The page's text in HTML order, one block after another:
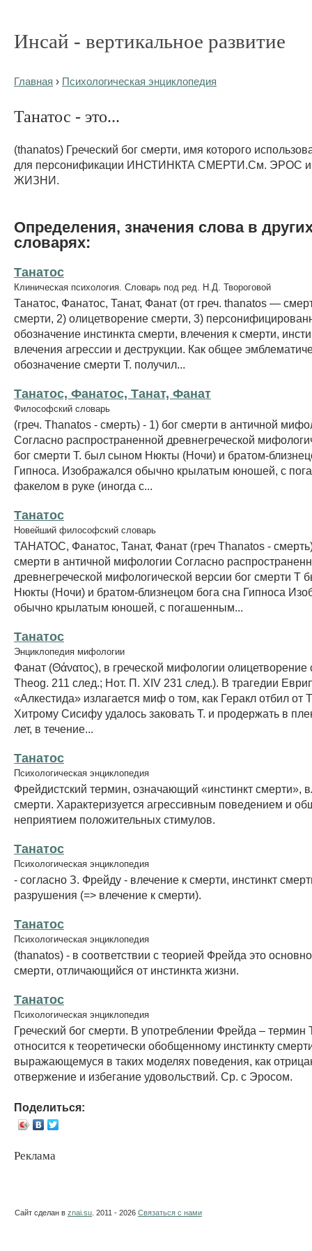
Инсай - вертикальное развитие
Главная › Психологическая энциклопедия
Танатос - это...
(thanatos) Греческий бог смерти, имя которого
для персонификации ИНСТИНКТА СМЕРТИ.См. ЭРОС
ЖИЗНИ.
Определения, значения слова в
словарях:
Танатос
Клиническая психология. Словарь под ред. Н.Д. Твороговой
Танатос, Фанатос, Танат, Фанат (от греч. thanatos —
смерти, 2) олицетворение смерти, 3)
обозначение инстинкта смерти, влечения к смерти,
влечения агрессии и деструкции. Как общее
обозначение смерти Т. получил...
Танатос, Фанатос, Танат, Фанат
Философский словарь
(греч. Thanatos - смерть) - 1) бог смерти в античной
Согласно распространенной древнегреческой
бог смерти Т. был сыном Нюкты (Ночи) и братом-
Гипноса. Изображался обычно крылатым юношей, с
факелом в руке (иногда с...
Танатос
Новейший философский словарь
ТАНАТОС, Фанатос, Танат, Фанат (греч Thanatos -
смерти в античной мифологии Согласно
древнегреческой мифологической версии бог смерти Т
Нюкты (Ночи) и братом-близнецом бога сна Гипноса
обычно крылатым юношей, с погашенным...
Танатос
Энциклопедия мифологии
Фанат (Θάνατος), в греческой мифологии
Theog. 211 след.; Нот. П. XIV 231 след.). В трагедии
«Алкестида» излагается миф о том, как Геракл отбил от
Хитрому Сисифу удалось заковать Т. и продержать в
лет, в течение...
Танатос
Психологическая энциклопедия
Фрейдистский термин, означающий «инстинкт смерти»,
смерти. Характеризуется агрессивным поведением и
неприятием положительных стимулов.
Танатос
Психологическая энциклопедия
- согласно З. Фрейду - влечение к смерти, инстинкт
разрушения (=> влечение к смерти).
Танатос
Психологическая энциклопедия
(thanatos) - в соответствии с теорией Фрейда это
смерти, отличающийся от инстинкта жизни.
Танатос
Психологическая энциклопедия
Греческий бог смерти. В употреблении Фрейда – термин
относится к теоретически обобщенному инстинкту
выражающемуся в таких моделях поведения, как
отвержение и избегание удовольствий. Ср. с Эросом.
Поделиться:
Реклама
Сайт сделан в znai.su . 2011 - 2026 Связаться с нами